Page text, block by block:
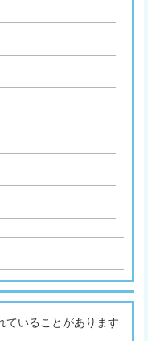
ていることがあります